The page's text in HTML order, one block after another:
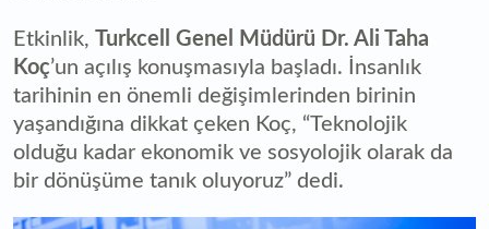
Etkinlik, Turkcell Genel Müdürü Dr. Ali Taha
Koç’un açılış konuşmasıyla başladı. İnsanlık
tarihinin en önemli değişimlerinden birinin
yaşandığına dikkat çeken Koç, “Teknolojik
olduğu kadar ekonomik ve sosyolojik olarak da
bir dönüşüme tanık oluyoruz” dedi.